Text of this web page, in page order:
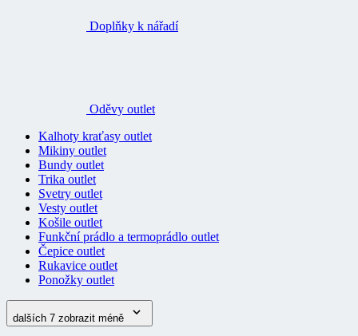
Doplňky k nářadí
Oděvy outlet
Kalhoty kraťasy outlet
Mikiny outlet
Bundy outlet
Trika outlet
Svetry outlet
Vesty outlet
Košile outlet
Funkční prádlo a termoprádlo outlet
Čepice outlet
Rukavice outlet
Ponožky outlet
dalších 7 zobrazit méně